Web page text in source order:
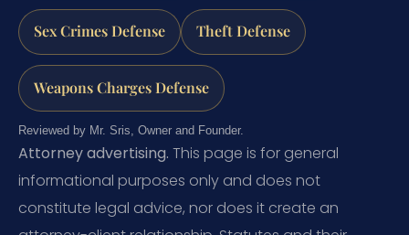
Sex Crimes Defense Theft Defense
Weapons Charges Defense
Reviewed by Mr. Sris, Owner and Founder.
Attorney advertising. This page is for general
informational purposes only and does not
constitute legal advice, nor does it create an